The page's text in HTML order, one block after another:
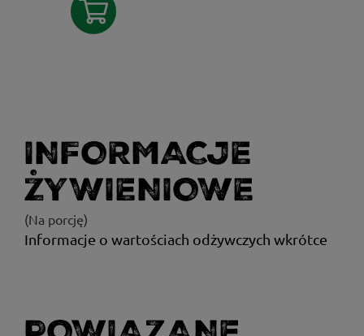
INFORMACJE
ŻYWIENIOWE
(Na porcję)
Informacje o wartościach odżywczych wkrótce